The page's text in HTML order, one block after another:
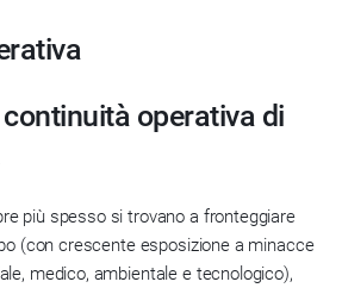
operativa di
più spesso si trovano a fronteggiare
(con crescente esposizione a minacce
medico, ambientale e tecnologico),